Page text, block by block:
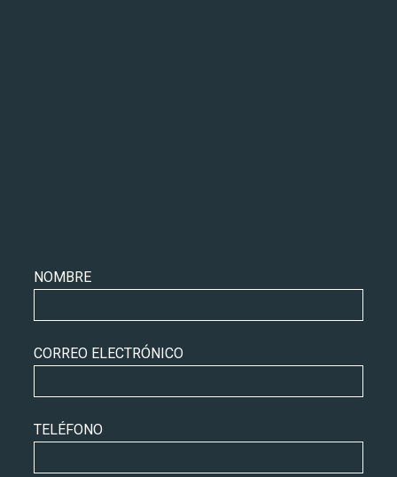
this
blank
NOMBRE
CORREO ELECTRÓNICO
TELÉFONO